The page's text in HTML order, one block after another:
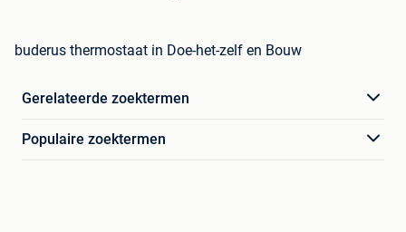
buderus thermostaat in Doe-het-zelf en Bouw
Gerelateerde zoektermen
Populaire zoektermen